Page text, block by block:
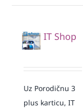
IT Shop
Uz Porodičnu 3
plus karticu, IT